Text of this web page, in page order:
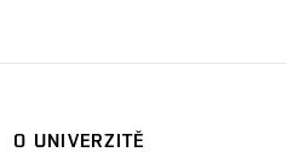
O UNIVERZITĚ